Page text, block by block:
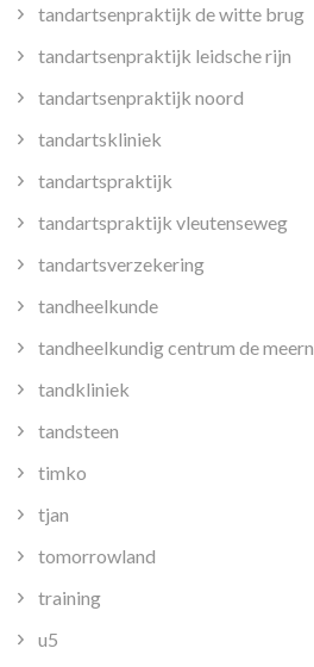
tandartsenpraktijk de witte brug
tandartsenpraktijk leidsche rijn
tandartsenpraktijk noord
tandartskliniek
tandartspraktijk
tandartspraktijk vleutenseweg
tandartsverzekering
tandheelkunde
tandheelkundig centrum de meern
tandkliniek
tandsteen
timko
tjan
tomorrowland
training
u5